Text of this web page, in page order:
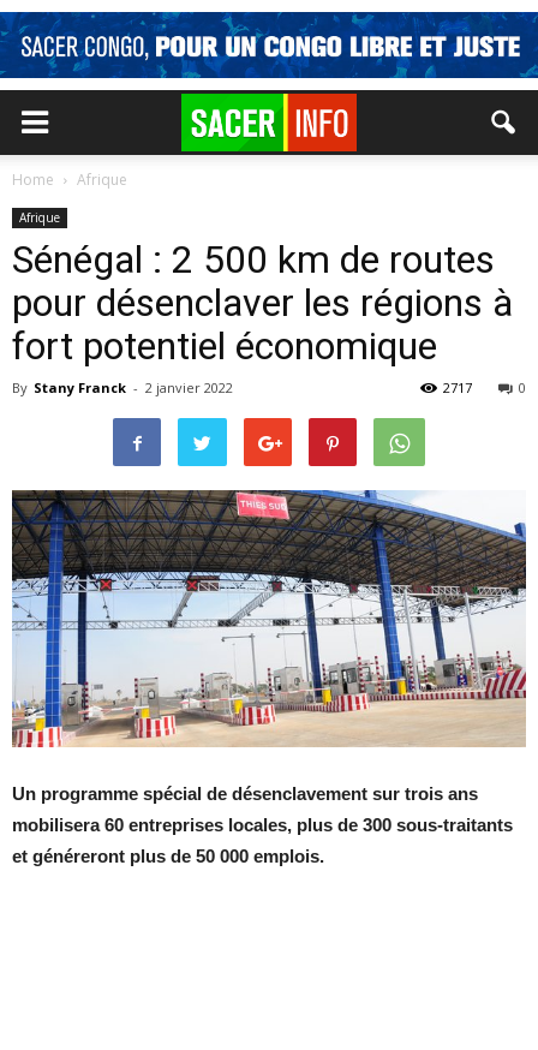
Home Afrique
Afrique
Sénégal : 2 500 km de routes
pour désenclaver les régions à
fort potentiel économique
By Stany Franck - 2 janvier 2022 0
2717
Un programme spécial de désenclavement sur trois ans
mobilisera 60 entreprises locales, plus de 300 sous-traitants
et généreront plus de 50 000 emplois.